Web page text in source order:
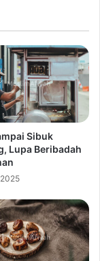
Sibuk
Lupa Beribadah